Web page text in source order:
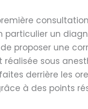
un
proposer une
réalisée sous
derrière les
à des points